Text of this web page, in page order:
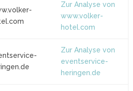
Zur Analyse von
www.volker-
hotel.com
Zur Analyse von
eventservice-
heringen.de